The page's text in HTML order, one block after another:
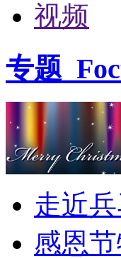
视频
专题
走近
感恩